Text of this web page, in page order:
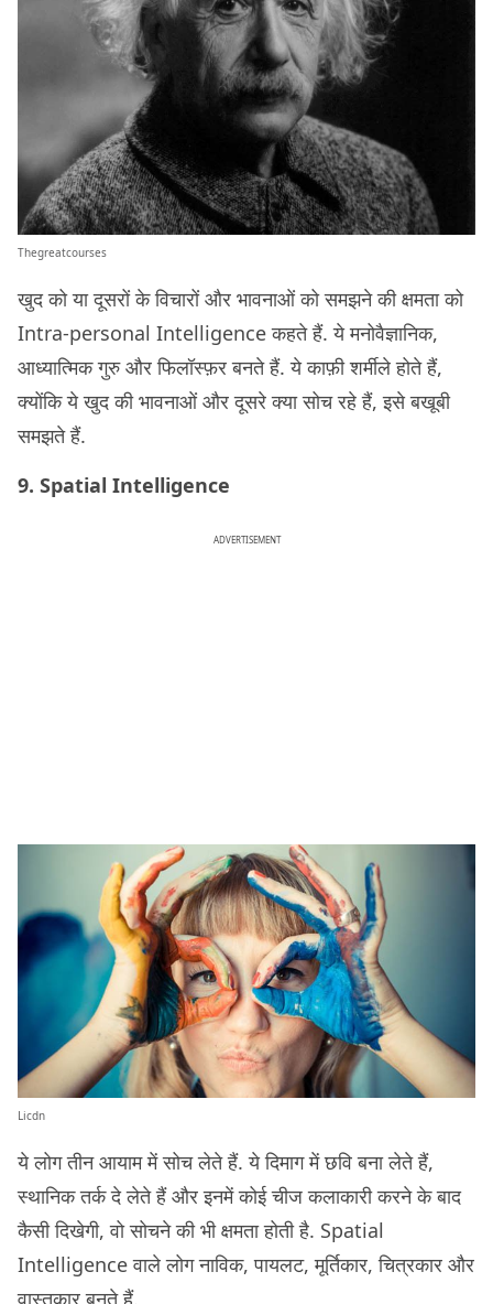
Thegreatcourses
खुद को या दूसरों के विचारों और भावनाओं को समझने की क्षमता को
Intra-personal Intelligence कहते हैं. ये मनोवैज्ञानिक,
आध्यात्मिक गुरु और फिलॉस्फ़र बनते हैं. ये काफ़ी शर्मीले होते हैं,
क्योंकि ये खुद की भावनाओं और दूसरे क्या सोच रहे हैं, इसे बखूबी
समझते हैं.
9. Spatial Intelligence
ADVERTISEMENT
Licdn
ये लोग तीन आयाम में सोच लेते हैं. ये दिमाग में छवि बना लेते हैं,
स्थानिक तर्क दे लेते हैं और इनमें कोई चीज कलाकारी करने के बाद
कैसी दिखेगी, वो सोचने की भी क्षमता होती है. Spatial
Intelligence वाले लोग नाविक, पायलट, मूर्तिकार, चित्रकार और